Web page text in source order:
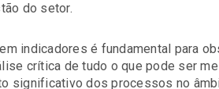
do setor.
indicadores é fundamental para
crítica de tudo o que pode ser
significativo dos processos​ no